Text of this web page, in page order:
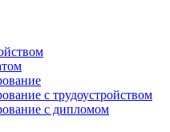
с трудоустройством
с дипломом